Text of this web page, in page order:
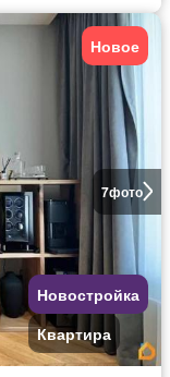
7фото
Новое
Новостройка
Квартира